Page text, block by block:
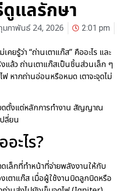
แลรักษา
มภาพันธ์ 24, 2026 2:01 pm
ยรู้ว่า “ถ่านเตาแก๊ส” คืออะไร และ
แล้ว ถ่านเตาแก๊สเป็นชิ้นส่วนเล็ก ๆ
หากถ่านอ่อนหรือหมด เตาจะจุดไม่
ดตั้งแต่หลักการทำงาน สัญญาณ
ลี่ยน
ะไร?
เล็กที่ทำหน้าที่จ่ายพลังงานให้กับ
เตาแก๊ส เมื่อผู้ใช้งานบิดลูกบิดหรือ